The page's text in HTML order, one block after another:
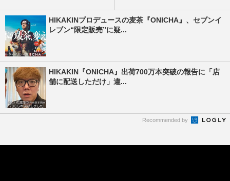
HIKAKINプロデュースの麦茶『ONICHA』、セブンイ
レブン“限定販売”に疑...
HIKAKIN『ONICHA』出荷700万本突破の報告に「店
舗に配送しただけ」違...
Recommended by